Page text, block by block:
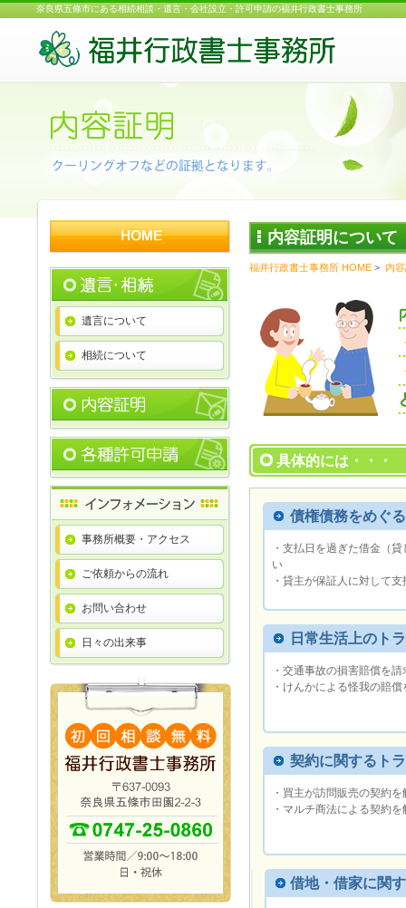
奈良県五條市にある相続相談・遺言・会社設立・許可申請の福井行政書士事務所
遺言について
相続について
事務所概要・アクセス
ご依頼からの流れ
お問い合わせ
日々の出来事
内容証明について
福井行政書士事務所 HOME > 内
具体的には・・・
債権債務をめぐ
・支払日を過ぎた借金（
い
・貸主が保証人に対して
日常生活上のト
・交通事故の損害賠償を請
・けんかによる怪我の賠
契約に関するト
・買主が訪問販売の契約
・マルチ商法による契約
借地・借家に関